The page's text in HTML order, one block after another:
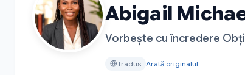
Abigail
Vorbește cu încredere
Tradus Arată originalul